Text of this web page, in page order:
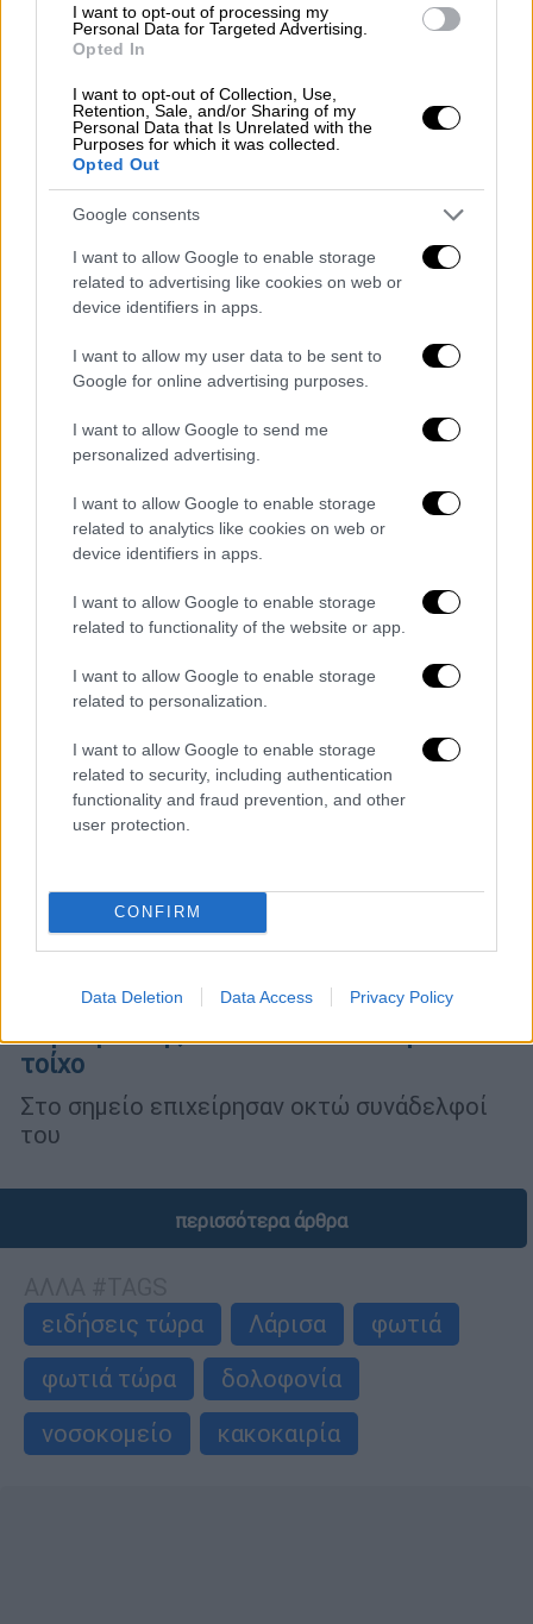
I want to opt-out of processing my
Personal Data for Targeted Advertising.
Opted In
I want to opt-out of Collection, Use,
Retention, Sale, and/or Sharing of my
Personal Data that Is Unrelated with the
Purposes for which it was collected.
Opted Out
Google consents
I want to allow Google to enable storage
related to advertising like cookies on web or
device identifiers in apps.
I want to allow my user data to be sent to
Google for online advertising purposes.
I want to allow Google to send me
personalized advertising.
I want to allow Google to enable storage
related to analytics like cookies on web or
device identifiers in apps.
I want to allow Google to enable storage
related to functionality of the website or app.
I want to allow Google to enable storage
related to personalization.
I want to allow Google to enable storage
related to security, including authentication
functionality and fraud prevention, and other
user protection.
CONFIRM
Data Deletion Data Access Privacy Policy
Φάρσαλα: Βαρύ πένθος για τον 19χρονο
τοίχο - «Καθαρίζαμε κάτι μπάζα»
Ο 19χρονος, που φοιτούσε στο
πυροσβεστικό σώμα, εκτελούσε εργασίες
ανακαίνισης με τον πατέρα του
Θλίψη στα Φάρσαλα: Νεκρός 19χρονος
πυροσβέστης που καταπλακώθηκε από
τοίχο
Στο σημείο επιχείρησαν οκτώ συνάδελφοί
του
περισσότερα άρθρα
ειδήσεις τώρα
Λάρισα
φωτιά
φωτιά τώρα
δολοφονία
νοσοκομείο
κακοκαιρία